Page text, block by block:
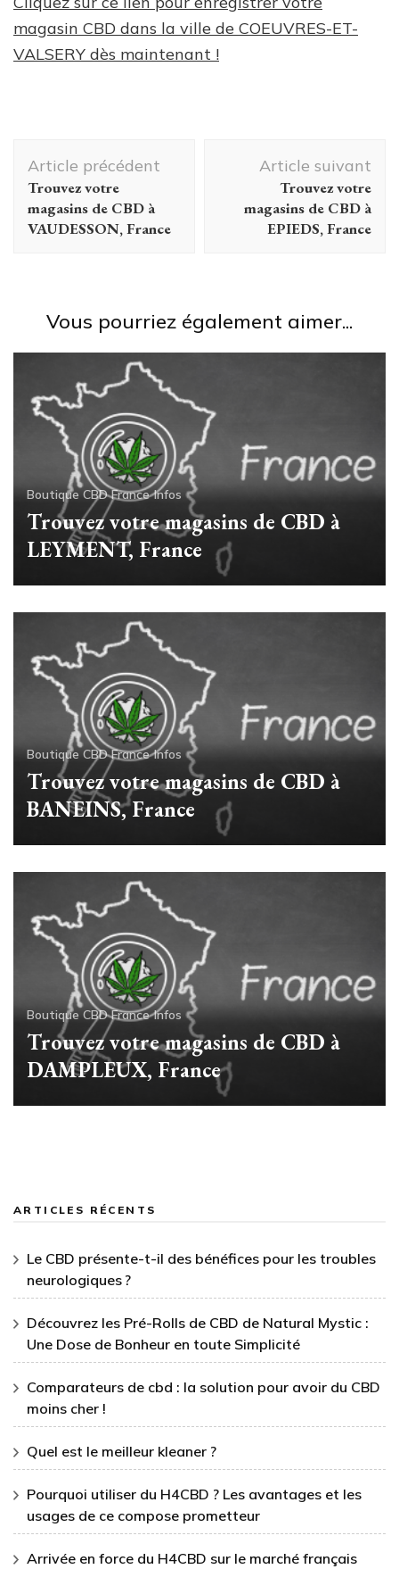
magasin CBD dans la ville de COEUVRES-ET-
VALSERY dès maintenant !
d'article
Article précédent
Trouvez votre
magasins de CBD à
VAUDESSON, France
Article suivant
Trouvez votre
magasins de CBD à
EPIEDS, France
Vous pourriez également aimer...
Boutique CBD France Infos
Trouvez votre magasins de CBD à
LEYMENT, France
Boutique CBD France Infos
Trouvez votre magasins de CBD à
BANEINS, France
Boutique CBD France Infos
Trouvez votre magasins de CBD à
DAMPLEUX, France
ARTICLES RÉCENTS
Le CBD présente-t-il des bénéfices pour les troubles
neurologiques ?
Découvrez les Pré-Rolls de CBD de Natural Mystic :
Une Dose de Bonheur en toute Simplicité
Comparateurs de cbd : la solution pour avoir du CBD
moins cher !
Quel est le meilleur kleaner ?
Pourquoi utiliser du H4CBD ? Les avantages et les
usages de ce compose prometteur
Arrivée en force du H4CBD sur le marché français